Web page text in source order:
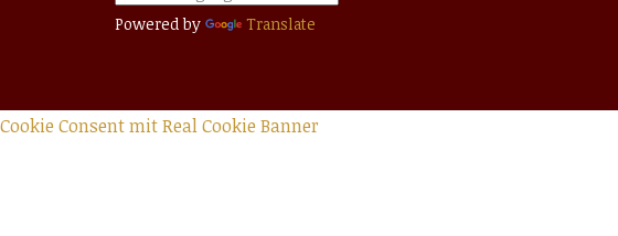
Powered by Translate
Cookie Consent mit Real Cookie Banner